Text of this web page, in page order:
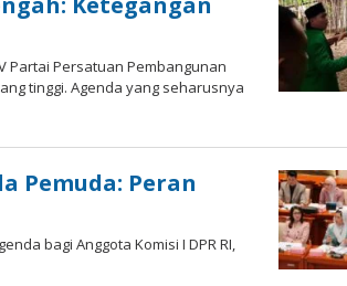
Partai Persatuan Pembangunan
tinggi. Agenda yang seharusnya
Pemuda: Peran
bagi Anggota Komisi I DPR RI,